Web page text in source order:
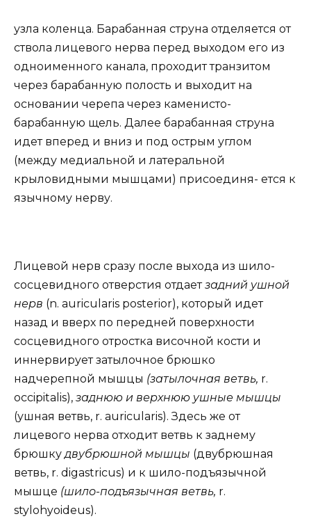
узла коленца. Барабанная струна отделяется от
ствола лицевого нерва перед выходом его из
одноименного канала, проходит транзитом
через барабанную полость и выходит на
основании черепа через каменисто-
барабанную щель. Далее барабанная струна
идет вперед и вниз и под острым углом
(между медиальной и латеральной
крыловидными мышцами) присоединя- ется к
язычному нерву.
Лицевой нерв сразу после выхода из шило-
сосцевидного отверстия отдаетзадний ушной
нерв (n. auricularis posterior), который идет
назад и вверх по передней поверхности
сосцевидного отростка височной кости и
иннервирует затылочное брюшко
надчерепной мышцы (затылочная ветвь, r.
occipitalis), заднюю и верхнюю ушные мышцы
(ушная ветвь, r. auricularis). Здесь же от
лицевого нерва отходит ветвь к заднему
брюшку двубрюшной мышцы (двубрюшная
ветвь, r. digastricus) и к шило-подъязычной
мышце (шило-подъязычная ветвь, r.
stylohyoideus).